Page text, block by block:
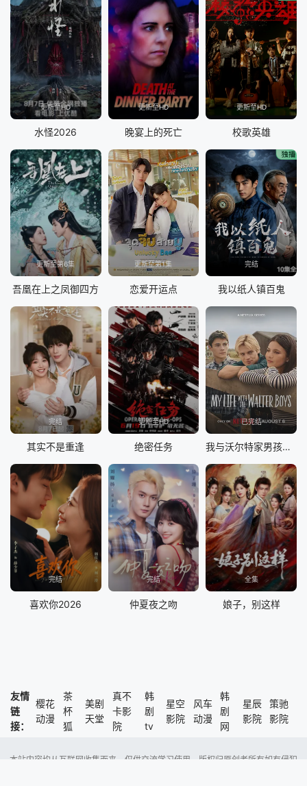
更新至HD
水怪2026
更新至HD
晚宴上的死亡
更新至HD
校歌英雄
更新至第6集
吾凰在上之凤御四方
更新至第1集
恋爱开运点
完结
我以纸人镇百鬼
完结
其实不是重逢
更新至HD
绝密任务
已完结
我与沃尔特家男孩的生活第三季
完结
喜欢你2026
完结
仲夏夜之吻
全集
娘子，别这样
友情
链
接：
樱花
动漫
茶
杯
狐
美剧
天堂
真不
卡影
院
韩
剧
tv
星空
影院
风车
动漫
韩
剧
网
星辰
影院
策驰
影院
本站内容均从互联网收集而来，仅供交流学习使用，版权归原创者所有如有侵犯